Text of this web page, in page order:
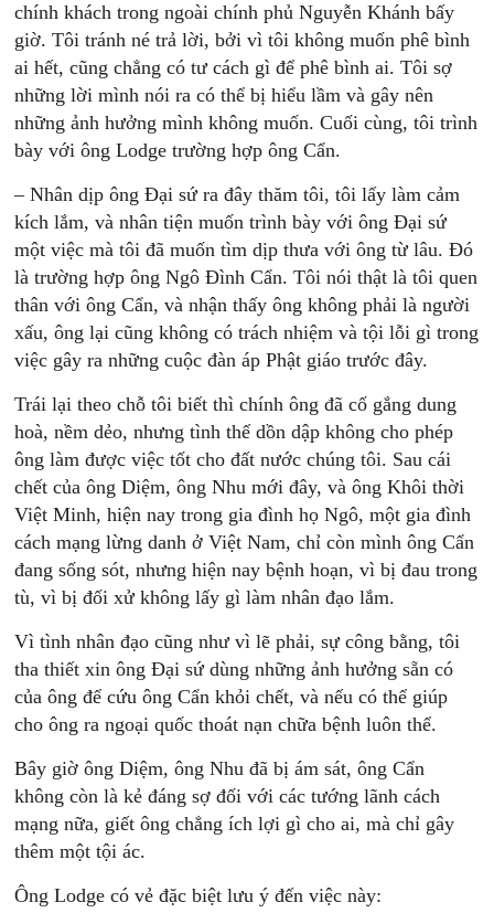
chính khách trong ngoài chính phủ Nguyễn Khánh bấy
giờ. Tôi tránh né trả lời, bởi vì tôi không muốn phê bình
ai hết, cũng chẳng có tư cách gì để phê bình ai. Tôi sợ
những lời mình nói ra có thể bị hiểu lầm và gây nên
những ảnh hưởng mình không muốn. Cuối cùng, tôi trình
bày với ông Lodge trường hợp ông Cẩn.
– Nhân dịp ông Đại sứ ra đây thăm tôi, tôi lấy làm cảm
kích lắm, và nhân tiện muốn trình bày với ông Đại sứ
một việc mà tôi đã muốn tìm dịp thưa với ông từ lâu. Đó
là trường hợp ông Ngô Đình Cẩn. Tôi nói thật là tôi quen
thân với ông Cẩn, và nhận thấy ông không phải là người
xấu, ông lại cũng không có trách nhiệm và tội lỗi gì trong
việc gây ra những cuộc đàn áp Phật giáo trước đây.
Trái lại theo chỗ tôi biết thì chính ông đã cố gắng dung
hoà, nềm dẻo, nhưng tình thế dồn dập không cho phép
ông làm được việc tốt cho đất nước chúng tôi. Sau cái
chết của ông Diệm, ông Nhu mới đây, và ông Khôi thời
Việt Minh, hiện nay trong gia đình họ Ngô, một gia đình
cách mạng lừng danh ở Việt Nam, chỉ còn mình ông Cẩn
đang sống sót, nhưng hiện nay bệnh hoạn, vì bị đau trong
tù, vì bị đối xử không lấy gì làm nhân đạo lắm.
Vì tình nhân đạo cũng như vì lẽ phải, sự công bằng, tôi
tha thiết xin ông Đại sứ dùng những ảnh hưởng sẵn có
của ông để cứu ông Cẩn khỏi chết, và nếu có thể giúp
cho ông ra ngoại quốc thoát nạn chữa bệnh luôn thể.
Bây giờ ông Diệm, ông Nhu đã bị ám sát, ông Cẩn
không còn là kẻ đáng sợ đối với các tướng lãnh cách
mạng nữa, giết ông chẳng ích lợi gì cho ai, mà chỉ gây
thêm một tội ác.
Ông Lodge có vẻ đặc biệt lưu ý đến việc này: